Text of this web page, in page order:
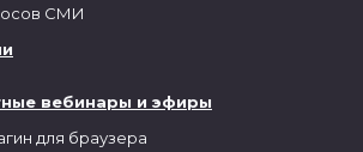
вебинары и эфиры
для браузера
СМИ